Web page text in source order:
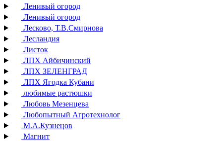
Ленивый огород
Ленивый огород
Лесково, Т.В.Смирнова
Лесландия
Листок
ЛПХ Айбичинский
ЛПХ ЗЕЛЕНГРАД
ЛПХ Ягодка Кубани
любимые растюшки
Любовь Мезенцева
Любопытный Агротехнолог
М.А.Кузнецов
Магнит